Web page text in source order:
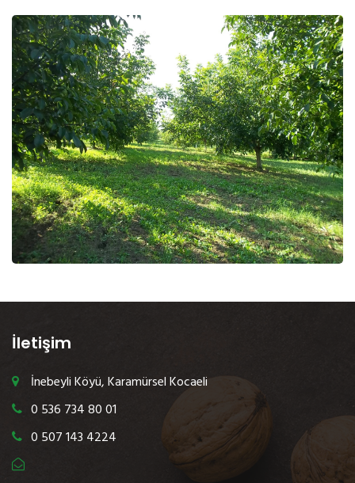
İletişim
İnebeyli Köyü, Karamürsel Kocaeli
0 536 734 80 01
0 507 143 4224